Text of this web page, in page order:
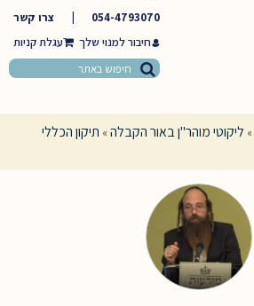
054-4793070
צרו קשר
חיבור למנוי שלך
» ליקוטי מוהר"ן באור הקבלה» תיקון הכללי